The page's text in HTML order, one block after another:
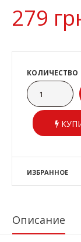
279
КОЛИЧЕСТВО
ИЗБРАННОЕ
Описание